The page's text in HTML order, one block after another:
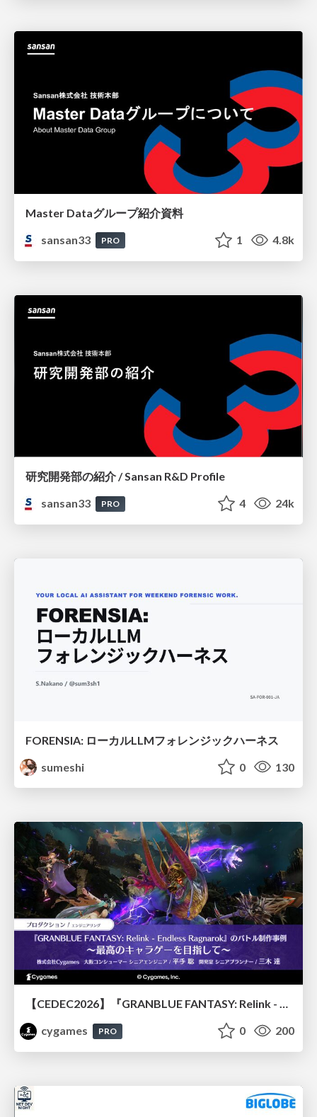
Master Dataグループ紹介資料
sansan33
PRO 1 4.8k
研究開発部の紹介 / Sansan R&D Profile
sansan33
PRO 4 24k
FORENSIA: ローカルLLMフォレンジックハーネス
sumeshi
0 130
【CEDEC2026】『GRANBLUE FANTASY: Relink - Endless Ragnarok』のバトル制作事例 ～最高のキャラゲーを目指して～
cygames
PRO 0 200